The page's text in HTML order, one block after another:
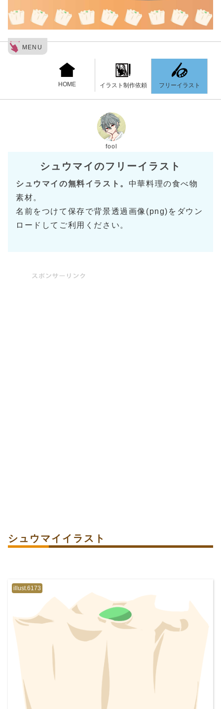
MENU
HOME イラスト制作依頼 フリーイラスト
fool
シュウマイのフリーイラスト
シュウマイの無料イラスト。 中華料理の食べ物
素材。
名前をつけて保存で背景透過画像(png)をダウン
ロードしてご利用ください。
シュウマイイラスト
illust.6173